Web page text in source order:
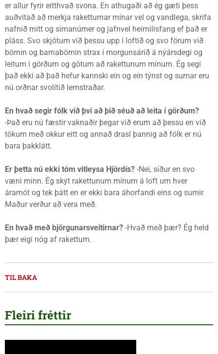
er allur fyrir eitthvað svona. En athugaði að ég gæti þess
auðvitað að merkja raketturnar mínar vel og vandlega, skrifa
nafnið mitt og símanúmer og jafnvel heimilisfang ef það er
pláss. Svo skjótum við þessu upp í loftið og svo förum við
börnin og barnabörnin strax í morgunsárið á nýársdegi og
leitum í görðum og götum að rakettunum mínum. Ég segi
það ekki að það hefur kannski ein og ein týnst og sumar eru
nú orðnar svolítið lemstraðar.
En hvað segir fólk við því að þið séuð að leita í görðum?
-Það eru nú fæstir vaknaðir þegar við erum að þessu en við
tökum með okkur eitt og annað drasl þannig að fólk er nú
bara þakklátt.
Er þetta nú ekki tóm vitleysa Hjördís? -Nei, síður en svo
væni minn. Ég skýt rakettunum mínum á loft um hver
áramót og tek þátt en er ekki bara áhorfandi eins og sumir.
Maður verður að vera með.
En hvað með björgunarsveitirnar? -Hvað með þær? Ég held
þær eigi nóg af rakettum.
TIL BAKA
Fleiri fréttir